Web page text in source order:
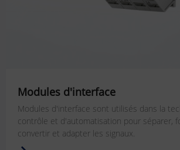
Modules d'interface
Modules d'interface sont utilisés dans la
contrôle et d'automatisation pour séparer,
convertir et adapter les signaux.